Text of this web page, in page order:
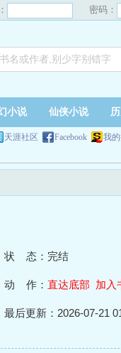
密码：
小说 仙侠小说
天涯社区 Facebook 我
状 态：完结
动 作： 直达底部 加入
最后更新：2026-07-21